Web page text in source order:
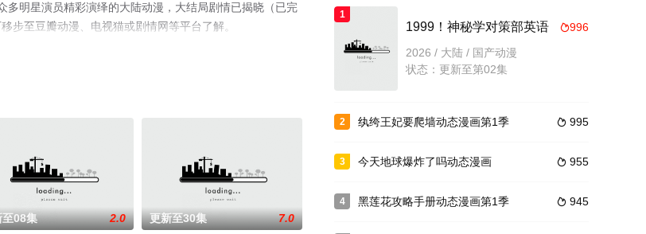
明星演员精彩演绎的大陆动漫，大结局剧情已揭晓（已完
步至豆瓣动漫、电视猫或剧情网等平台了解。
至08集 2.0 更新至30集 7.0
1
996
1999！神秘学对策部英语
2026 / 大陆 / 国产动漫
状态：更新至第02集
2  995
纨绔王妃要爬墙动态漫画第1季
3  955
今天地球爆炸了吗动态漫画
4  945
黑莲花攻略手册动态漫画第1季